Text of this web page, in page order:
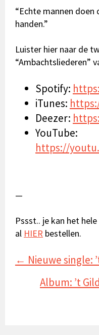
“Echte mannen
handen.”
Luister hier naar de
“Ambachtsliederen”
Spotify:
iTunes:
Deezer:
YouTube:
https://
—
Pssst.. je kan het
al HIER bestellen.
Posts
navigation
← Nieuwe single:
Album: ’t